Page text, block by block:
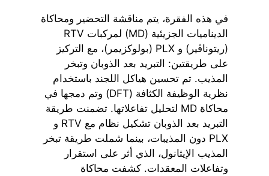
في هذه الفقرة، يتم مناقشة التحضير ومحاكاة
الديناميات الجزيئية (MD) لمركبات RTV
(ريتوناڤير) و PLX (بولوكزيمر)، مع التركيز
على طريقتين: التبريد بعد الذوبان وتبخر
المذيب. تم تحسين هياكل اللجند باستخدام
نظرية الوظيفة الكثافة (DFT) وتم دمجها في
محاكاة MD لتحليل تفاعلاتها. تضمنت طريقة
التبريد بعد الذوبان تشكيل نظام مع RTV و
PLX دون المذيبات، بينما شملت طريقة تبخر
المذيب الإيثانول، الذي أثر على استقرار
وتفاعلات المعقدات. كشفت محاكاة